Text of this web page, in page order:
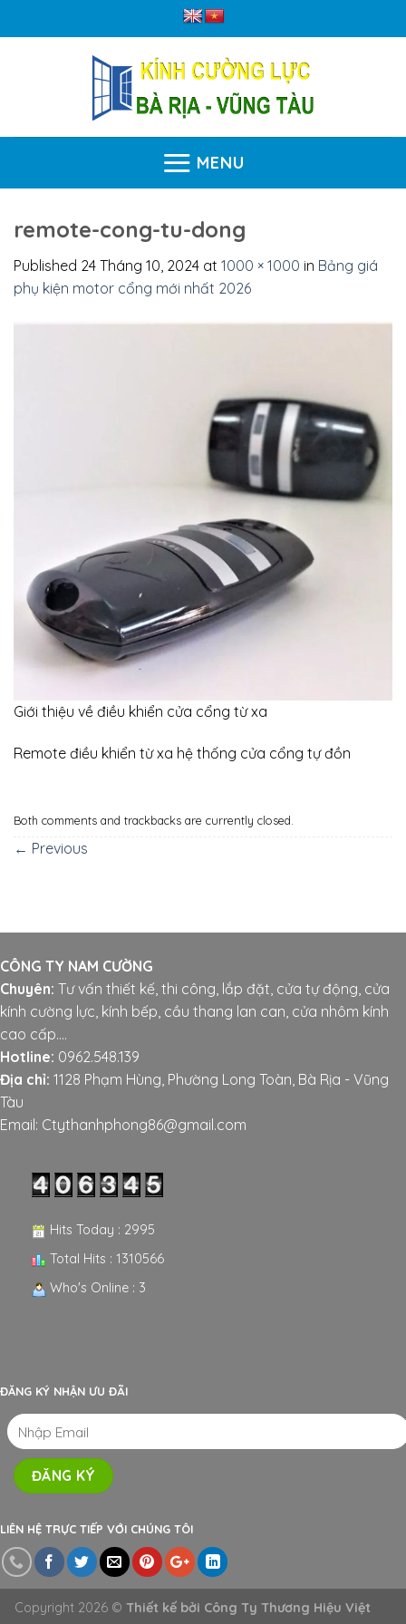
to
MENU
remote-cong-tu-dong
Published 24 Tháng 10, 2024 at 1000 × 1000 in Bảng giá
phụ kiện motor cổng mới nhất 2026
Giới thiệu về điều khiển cửa cổng từ xa
Remote điều khiển từ xa hệ thống cửa cổng tự đồn
Both comments and trackbacks are currently closed.
← Previous
CÔNG TY NAM CƯỜNG
Chuyên: Tư vấn thiết kế, thi công, lắp đặt, cửa tự động, cửa
kính cường lực, kính bếp, cầu thang lan can, cửa nhôm kính
cao cấp....
Hotline: 0962.548.139
Địa chỉ: 1128 Phạm Hùng, Phường Long Toàn, Bà Rịa - Vũng
Tàu
Email: Ctythanhphong86@gmail.com
Hits Today : 2995
Total Hits : 1310566
Who's Online : 3
ĐĂNG KÝ NHẬN ƯU ĐÃI
LIÊN HỆ TRỰC TIẾP VỚI CHÚNG TÔI
Copyright 2026 © Thiết kế bởi Công Ty Thương Hiệu Việt